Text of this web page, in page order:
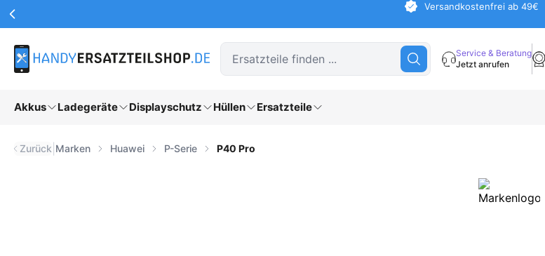
Zum Hauptinhalt springen
Werbeaktionen Kopfzeile Versandkostenfrei ab 49€
Service & Beratung
Jetzt anrufen
Akkus Ladegeräte Displayschutz Hüllen Ersatzteile
Zurück Marken Huawei P-Serie P40 Pro